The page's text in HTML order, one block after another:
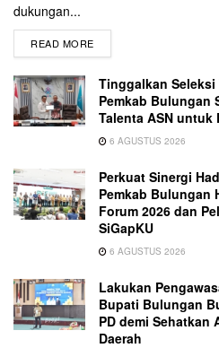
dukungan...
READ MORE
Tinggalkan
Pemkab Bulungan
Talenta ASN
6 AGUSTUS 2026
Perkuat Sinergi
Pemkab Bulungan
Forum 2026 dan
SiGapKU
6 AGUSTUS 2026
Lakukan
Bupati Bulungan
PD demi Sehatkan
Daerah